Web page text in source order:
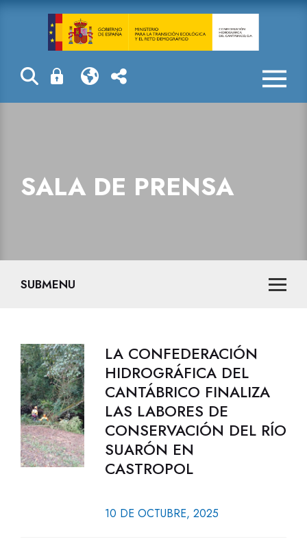
Sala de prensa
SALA DE PRENSA
SUBMENU
LA CONFEDERACIÓN
HIDROGRÁFICA DEL
CANTÁBRICO FINALIZA
LAS LABORES DE
CONSERVACIÓN DEL RÍO
SUARÓN EN
CASTROPOL
10 DE OCTUBRE, 2025